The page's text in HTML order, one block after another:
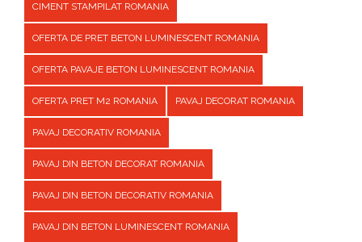
CIMENT STAMPILAT ROMANIA
OFERTA DE PRET BETON LUMINESCENT ROMANIA
OFERTA PAVAJE BETON LUMINESCENT ROMANIA
OFERTA PRET M2 ROMANIA PAVAJ DECORAT ROMANIA
PAVAJ DECORATIV ROMANIA
PAVAJ DIN BETON DECORAT ROMANIA
PAVAJ DIN BETON DECORATIV ROMANIA
PAVAJ DIN BETON LUMINESCENT ROMANIA